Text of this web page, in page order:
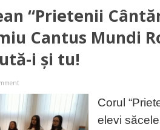
“Prietenii
Cantus Mundi
i și tu!
Corul
elevi